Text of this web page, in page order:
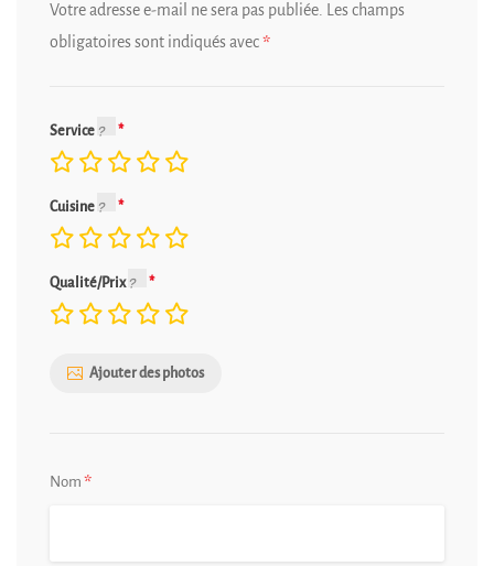
Votre adresse e-mail ne sera pas publiée. Les champs
obligatoires sont indiqués avec*
Service
Cuisine
Qualité/Prix
Ajouter des photos
Nom *